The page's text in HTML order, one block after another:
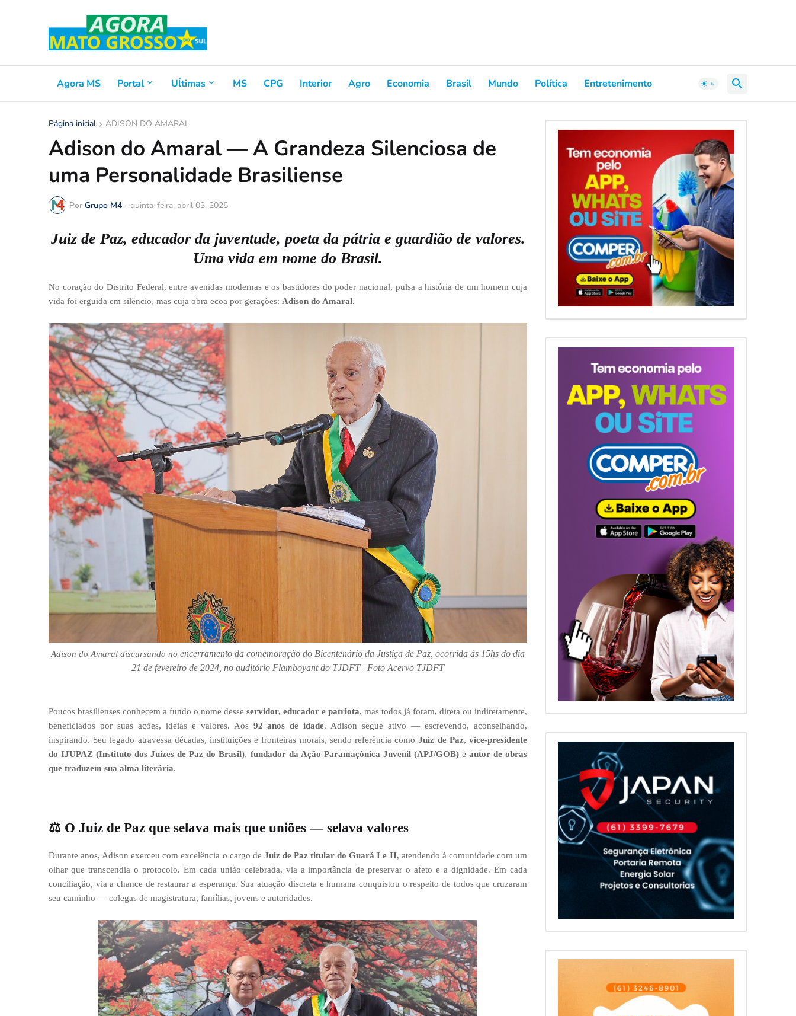
Agora MS Portal Uĺtimas MS CPG Interior Agro Economia Brasil Mundo Política Entretenimento
Página inicial ADISON DO AMARAL
Adison do Amaral — A Grandeza Silenciosa de
uma Personalidade Brasiliense
Por Grupo M4 - quinta-feira, abril 03, 2025
Juiz de Paz, educador da juventude, poeta da pátria e guardião de valores.
Uma vida em nome do Brasil.
No coração do Distrito Federal, entre avenidas modernas e os bastidores do poder nacional, pulsa a história de um homem cuja
vida foi erguida em silêncio, mas cuja obra ecoa por gerações: Adison do Amaral.
Adison do Amaral discursando no encerramento da comemoração do Bicentenário da Justiça de Paz, ocorrida às 15hs do dia
21 de fevereiro de 2024, no auditório Flamboyant do TJDFT | Foto Acervo TJDFT
Poucos brasilienses conhecem a fundo o nome desse servidor, educador e patriota, mas todos já foram, direta ou indiretamente,
beneficiados por suas ações, ideias e valores. Aos 92 anos de idade, Adison segue ativo — escrevendo, aconselhando,
inspirando. Seu legado atravessa décadas, instituições e fronteiras morais, sendo referência comoJuiz de Paz,vice-presidente
do IJUPAZ (Instituto dos Juízes de Paz do Brasil), fundador da Ação Paramaçônica Juvenil (APJ/GOB)e autor de obras
que traduzem sua alma literária.
⚖️ O Juiz de Paz que selava mais que uniões — selava valores
Durante anos, Adison exerceu com excelência o cargo de Juiz de Paz titular do Guará I e II, atendendo à comunidade com um
olhar que transcendia o protocolo. Em cada união celebrada, via a importância de preservar o afeto e a dignidade. Em cada
conciliação, via a chance de restaurar a esperança. Sua atuação discreta e humana conquistou o respeito de todos que cruzaram
seu caminho — colegas de magistratura, famílias, jovens e autoridades.